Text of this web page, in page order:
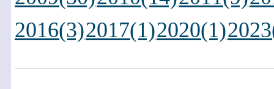
2016(3)2017(1)2020(1)